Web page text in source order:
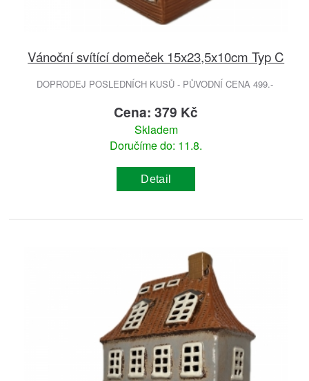
Vánoční svítící domeček 15x23,5x10cm Typ C
DOPRODEJ POSLEDNÍCH KUSŮ - PŮVODNÍ CENA 499.-
Cena: 379 Kč
Skladem
Doručíme do: 11.8.
Detail